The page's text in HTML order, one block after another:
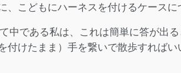
、こどもにハーネスを付けるケース
中である私は、これは簡単に答が出
付けたまま）手を繋いで散歩すればい